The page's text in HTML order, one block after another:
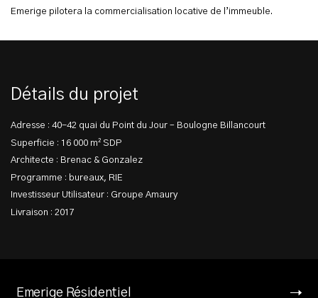
Emerige pilotera la commercialisation locative de l’immeuble.
Détails du projet
Adresse : 40-42 quai du Point du Jour – Boulogne Billancourt
Superficie : 16 000 m² SDP
Architecte : Brenac & Gonzalez
Programme : bureaux, RIE
Investisseur Utilisateur : Groupe Amaury
Livraison : 2017
Emerige Résidentiel